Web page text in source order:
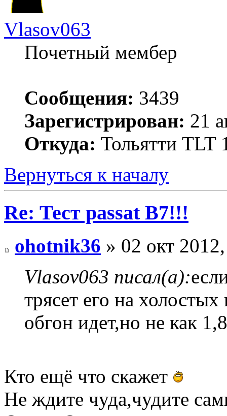
Vlasov063
Почетный мембер
Сообщения: 3439
Зарегистрирован: 21
Откуда: Тольятти TLT
Вернуться к началу
Re: Тест passat B7!!!
ohotnik36 » 02 окт
Vlasov063 писал(а):
трясет его на
обгон идет,но не как
Кто ещё что скажет
Не ждите чуда,чудите